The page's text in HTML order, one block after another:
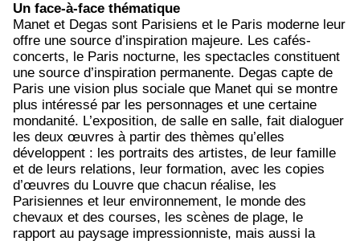
Un face-à-face thématique
Manet et Degas sont Parisiens et le Paris moderne leur
offre une source d’inspiration majeure. Les cafés-
concerts, le Paris nocturne, les spectacles constituent
une source d’inspiration permanente. Degas capte de
Paris une vision plus sociale que Manet qui se montre
plus intéressé par les personnages et une certaine
mondanité. L’exposition, de salle en salle, fait dialoguer
les deux œuvres à partir des thèmes qu’elles
développent : les portraits des artistes, de leur famille
et de leurs relations, leur formation, avec les copies
d’œuvres du Louvre que chacun réalise, les
Parisiennes et leur environnement, le monde des
chevaux et des courses, les scènes de plage, le
rapport au paysage impressionniste, mais aussi la